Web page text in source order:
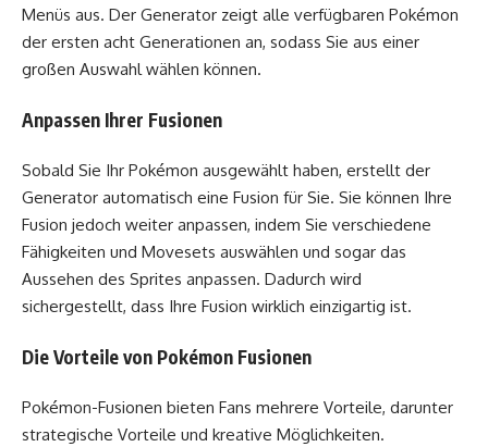
Menüs aus. Der Generator zeigt alle verfügbaren Pokémon
der ersten acht Generationen an, sodass Sie aus einer
großen Auswahl wählen können.
Anpassen Ihrer Fusionen
Sobald Sie Ihr Pokémon ausgewählt haben, erstellt der
Generator automatisch eine Fusion für Sie. Sie können Ihre
Fusion jedoch weiter anpassen, indem Sie verschiedene
Fähigkeiten und Movesets auswählen und sogar das
Aussehen des Sprites anpassen. Dadurch wird
sichergestellt, dass Ihre Fusion wirklich einzigartig ist.
Die Vorteile von Pokémon Fusionen
Pokémon-Fusionen bieten Fans mehrere Vorteile, darunter
strategische Vorteile und kreative Möglichkeiten.